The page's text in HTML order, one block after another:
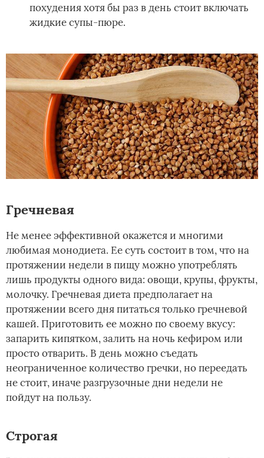
похудения хотя бы раз в день стоит включать
жидкие супы-пюре.
Гречневая
Не менее эффективной окажется и многими
любимая монодиета. Ее суть состоит в том, что на
протяжении недели в пищу можно употреблять
лишь продукты одного вида: овощи, крупы, фрукты,
молочку. Гречневая диета предполагает на
протяжении всего дня питаться только гречневой
кашей. Приготовить ее можно по своему вкусу:
запарить кипятком, залить на ночь кефиром или
просто отварить. В день можно съедать
неограниченное количество гречки, но переедать
не стоит, иначе разгрузочные дни недели не
пойдут на пользу.
Строгая